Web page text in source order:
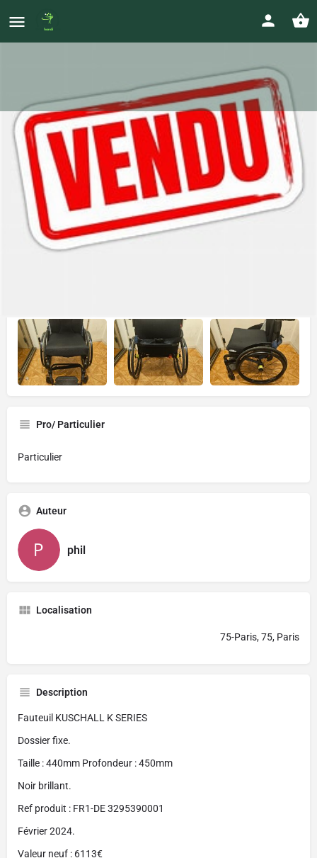
Fauteuil Kuschall K Séries - 2024
Prix
1 900€
Votre annonce
Pro/ Particulier
Particulier
Auteur
phil
Localisation
75-Paris, 75, Paris
Description
Fauteuil KUSCHALL K SERIES
Dossier fixe.
Taille : 440mm Profondeur : 450mm
Noir brillant.
Ref produit : FR1-DE 3295390001
Février 2024.
Valeur neuf : 6113€